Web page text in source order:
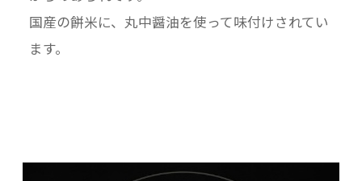
国産の餅米に、丸中醤油を使って味付けされてい
ます。